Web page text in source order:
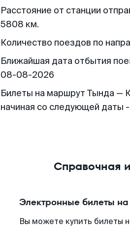
Расстояние от станции
5808 км.
Количество поездов по
Ближайшая дата отбытия
08-08-2026
Билеты на маршрут Тында —
начиная со следующей даты
Справочная
Электронные билеты на
Вы можете купить билеты